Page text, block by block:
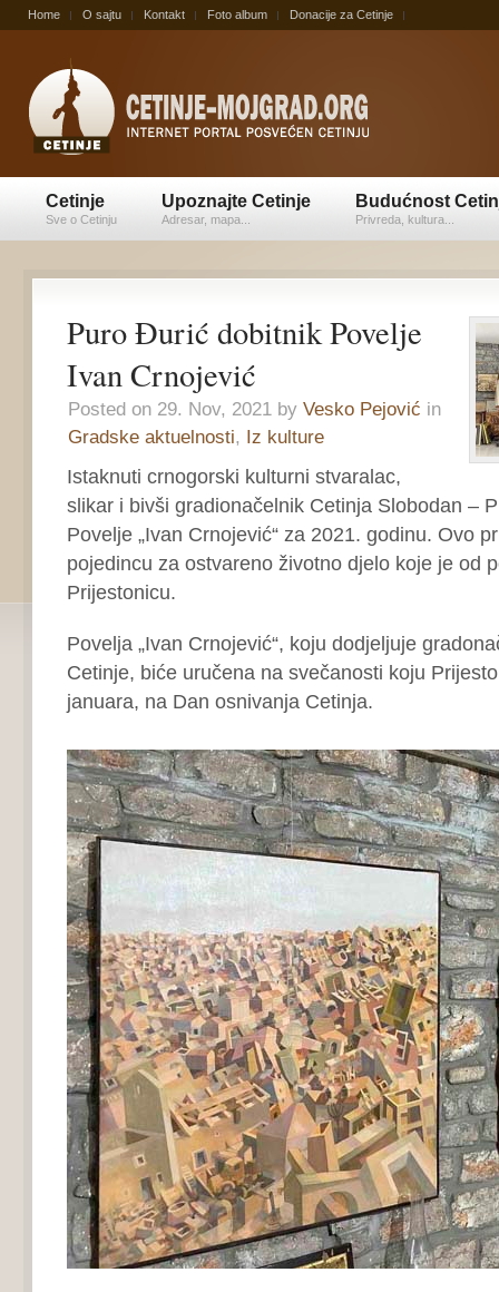
Home O sajtu Kontakt Foto album Donacije za Cetinje
Cetinje
Sve o Cetinju
Upoznajte Cetinje
Adresar, mapa...
Budućnost
Privreda, kultura...
Puro Đurić dobitnik Povelje
Ivan Crnojević
Posted on 29. Nov, 2021 by Vesko Pejović in
Gradske aktuelnosti, Iz kulture
Istaknuti crnogorski kulturni stvaralac,
slikar i bivši gradionačelnik Cetinja Slobodan –
Povelje „Ivan Crnojević“ za 2021. godinu. Ovo
pojedincu za ostvareno životno djelo koje je od
Prijestonicu.
Povelja „Ivan Crnojević“, koju dodjeljuje
Cetinje, biće uručena na svečanosti koju
januara, na Dan osnivanja Cetinja.